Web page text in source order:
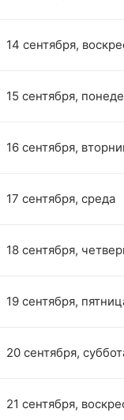
14 сентября,
15 сентября,
16 сентября,
17 сентября, среда
18 сентября,
19 сентября,
20 сентября,
21 сентября,